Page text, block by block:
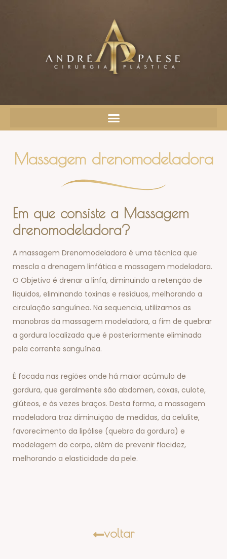
Massagem drenomodeladora
Em que consiste a Massagem
drenomodeladora?
A massagem Drenomodeladora é uma técnica que
mescla a drenagem linfática e massagem modeladora.
O Objetivo é drenar a linfa, diminuindo a retenção de
líquidos, eliminando toxinas e resíduos, melhorando a
circulação sanguínea. Na sequencia, utilizamos as
manobras da massagem modeladora, a fim de quebrar
a gordura localizada que é posteriormente eliminada
pela corrente sanguínea.
É focada nas regiões onde há maior acúmulo de
gordura, que geralmente são abdomen, coxas, culote,
glúteos, e às vezes braços. Desta forma, a massagem
modeladora traz diminuição de medidas, da celulite,
favorecimento da lipólise (quebra da gordura) e
modelagem do corpo, além de prevenir flacidez,
melhorando a elasticidade da pele.
voltar